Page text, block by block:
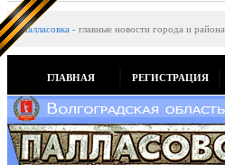
Палласовка - главные новости города и района
ГЛАВНАЯ РЕГИСТРАЦИЯ